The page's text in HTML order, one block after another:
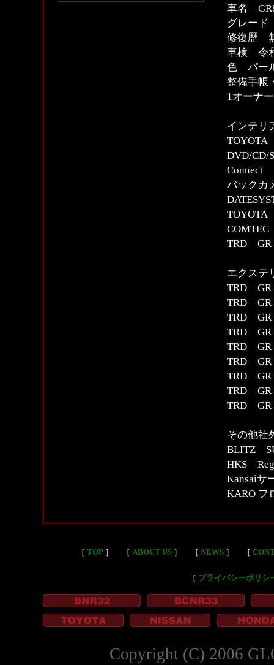
車名
グレー
修復歴
車検 令
色 パー
整備手帳
1オーナ
インテ
DVD/CD/
Connect
バックカ
TOYOTA
TRD GR
エクステ
TRD GR
TRD GR
TRD GR
TRD GR
TRD GR
TRD GR
TRD GR
TRD GR
TRD GR
その他社
BLITZ
HKS
Kansaiサ
KARO フ
［ TOP］ ［ ABOUT US］ ［ NEWS］ ［
［ プライバシーポリシ
Copyright (C) 2006